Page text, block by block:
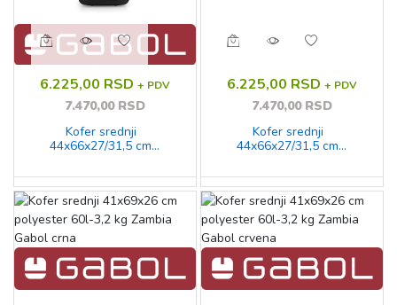
6.225,00 RSD + PDV
7.470,00 RSD
Kofer srednji
44x66x27/31,5 cm
2 točka Orbit Gabol crna
6.225,00 RSD + PDV
7.470,00 RSD
Kofer srednji
44x66x27/31,5 cm
2 točka Orbit Gabol tirkiz